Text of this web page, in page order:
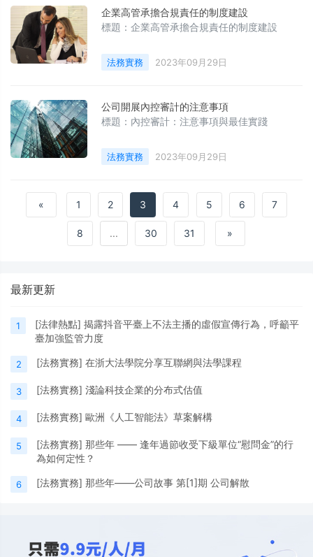
企業高管承擔合規責任的制度建設
標題：企業高管承擔合規責任的制度建設
法務實務 2023年09月29日
公司開展內控審計的注意事項
標題：內控審計：注意事項與最佳實踐
法務實務 2023年09月29日
« 1 2 3 4 5 6 7
8 ... 30 31 »
最新更新
1 [法律熱點] 揭露抖音平臺上不法主播的虛假宣傳行為，呼籲平
臺加強監管力度
2 [法務實務] 在浙大法學院分享互聯網與法學課程
3 [法務實務] 淺論科技企業的分布式估值
4 [法務實務] 歐洲《人工智能法》草案解構
5 [法務實務] 那些年 —— 逢年過節收受下級單位“慰問金”的行
為如何定性？
6 [法務實務] 那些年——公司故事 第[1]期 公司解散